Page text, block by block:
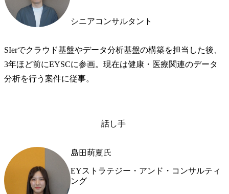
シニアコンサルタント
SIerでクラウド基盤やデータ分析基盤の構築を担当した後、
3年ほど前にEYSCに参画。現在は健康・医療関連のデータ
分析を行う案件に従事。
話し手
島田萌夏氏
EYストラテジー・アンド・コンサルティ
ング